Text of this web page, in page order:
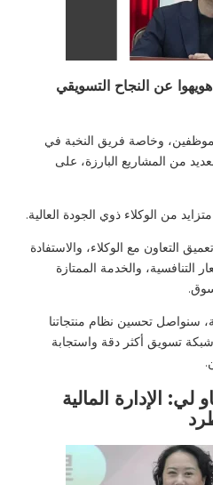
عن النجاح التسويقي
وخاصة فريق النخبة في
من المشاريع البارزة، على
من الوكلاء ذوي الجودة العالية.
التعاون مع الوكلاء، والاستفادة
التنافسية، والخدمة الممتازة
سنواصل تحسين نظام منتجاتنا
شبكة تسويق أكثر دقة واستجابة
لي: الإدارة المالية